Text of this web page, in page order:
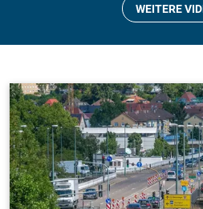
Umfrage zum
WEITERE